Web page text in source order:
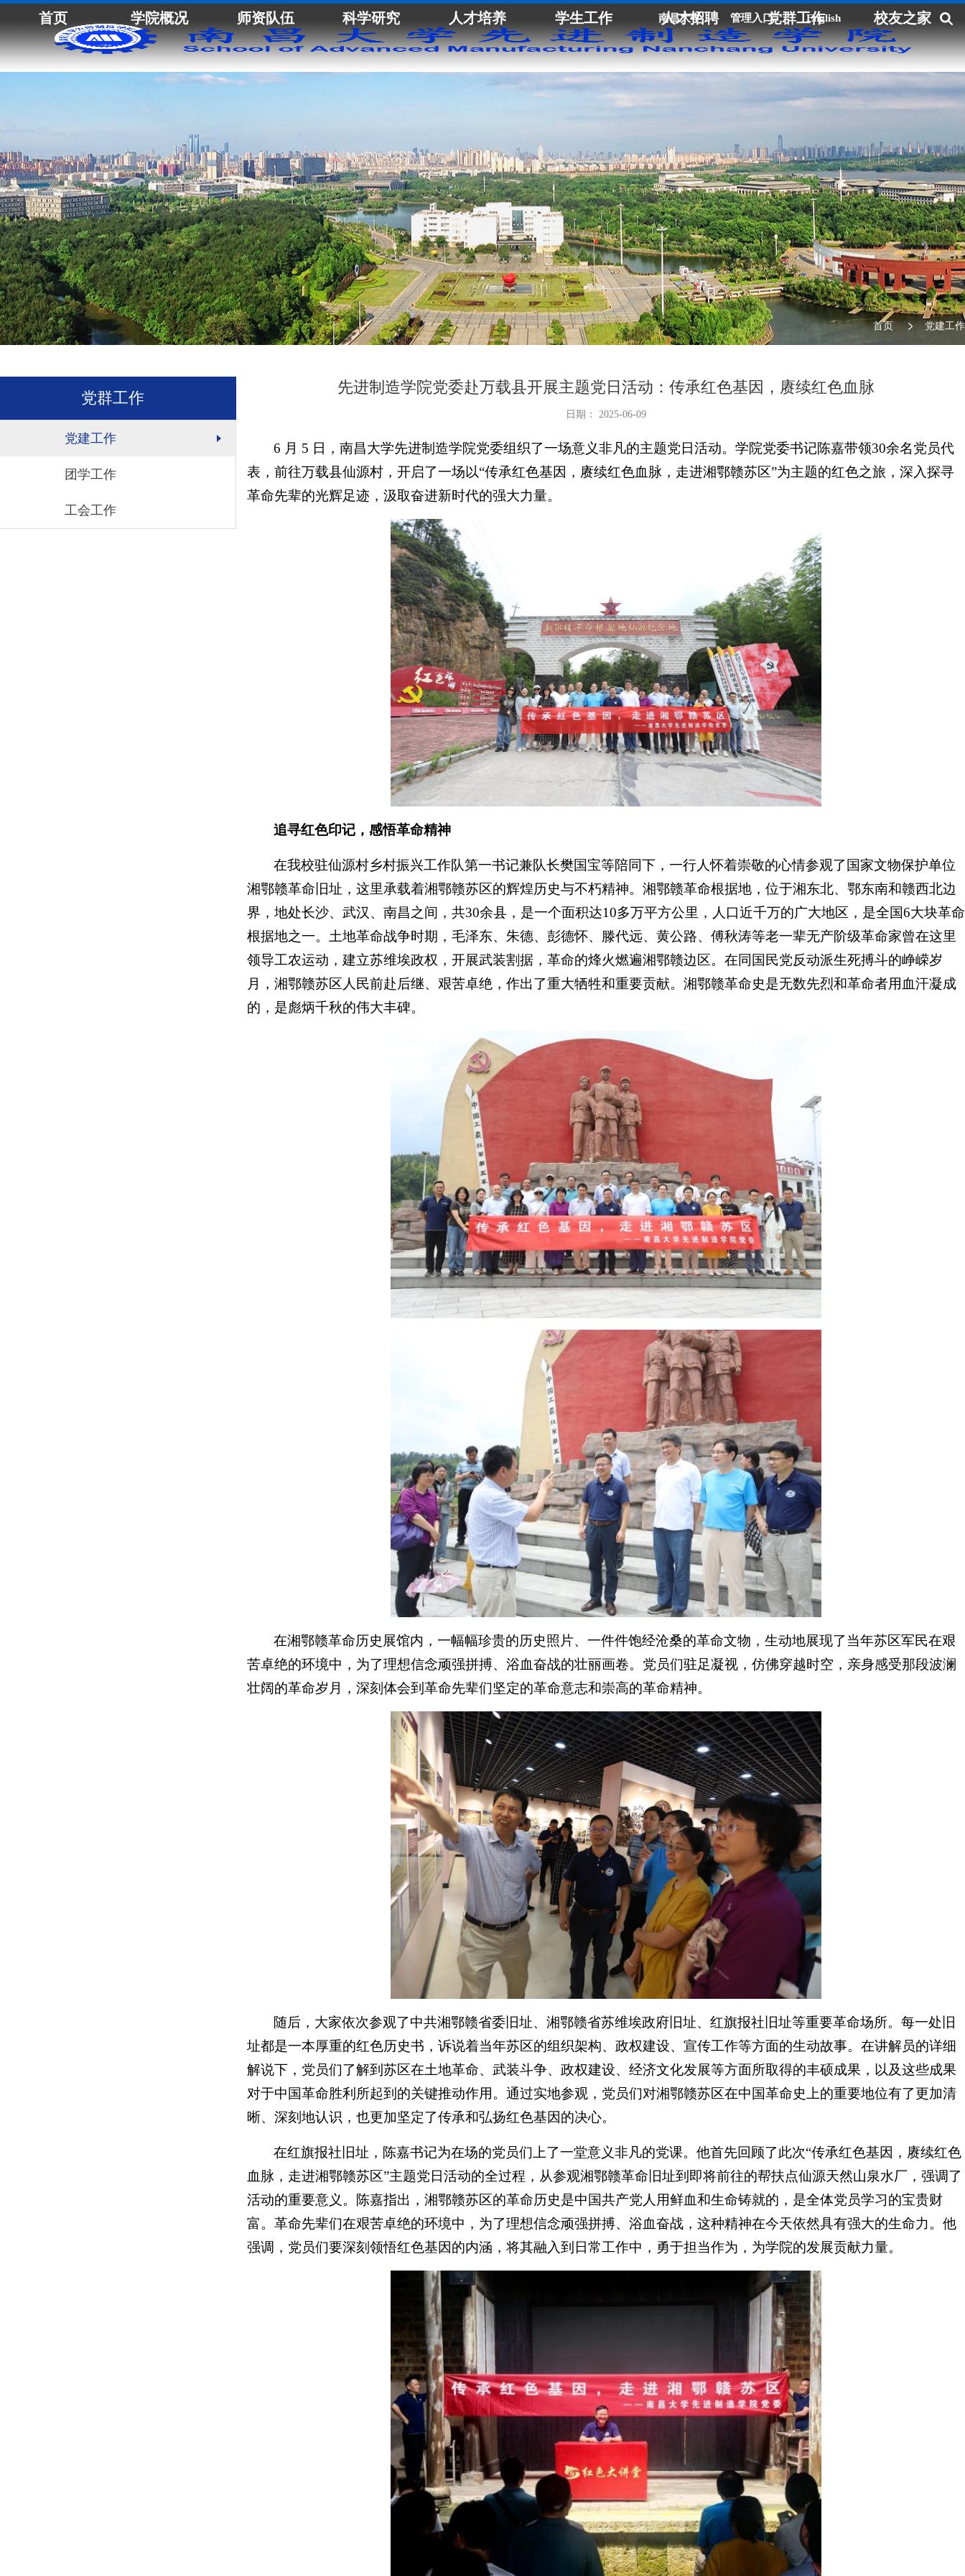
南昌大学 管理入口 English
首页 学院概况 师资队伍 科学研究 人才培养 学生工作 人才招聘 党群工作 校友之家
首页 党建工作
党群工作
党建工作
团学工作
工会工作
先进制造学院党委赴万载县开展主题党日活动：传承红色基因，赓续红色血脉
日期： 2025-06-09
6 月 5 日，南昌大学先进制造学院党委组织了一场意义非凡的主题党日活动。学院党委书记陈嘉带领30余名党员代
表，前往万载县仙源村，开启了一场以“传承红色基因，赓续红色血脉，走进湘鄂赣苏区”为主题的红色之旅，深入探寻
革命先辈的光辉足迹，汲取奋进新时代的强大力量。
追寻红色印记，感悟革命精神
在我校驻仙源村乡村振兴工作队第一书记兼队长樊国宝等陪同下，一行人怀着崇敬的心情参观了国家文物保护单位
湘鄂赣革命旧址，这里承载着湘鄂赣苏区的辉煌历史与不朽精神。湘鄂赣革命根据地，位于湘东北、鄂东南和赣西北边
界，地处长沙、武汉、南昌之间，共30余县，是一个面积达10多万平方公里，人口近千万的广大地区，是全国6大块革命
根据地之一。土地革命战争时期，毛泽东、朱德、彭德怀、滕代远、黄公路、傅秋涛等老一辈无产阶级革命家曾在这里
领导工农运动，建立苏维埃政权，开展武装割据，革命的烽火燃遍湘鄂赣边区。在同国民党反动派生死搏斗的峥嵘岁
月，湘鄂赣苏区人民前赴后继、艰苦卓绝，作出了重大牺牲和重要贡献。湘鄂赣革命史是无数先烈和革命者用血汗凝成
的，是彪炳千秋的伟大丰碑。
在湘鄂赣革命历史展馆内，一幅幅珍贵的历史照片、一件件饱经沧桑的革命文物，生动地展现了当年苏区军民在艰
苦卓绝的环境中，为了理想信念顽强拼搏、浴血奋战的壮丽画卷。党员们驻足凝视，仿佛穿越时空，亲身感受那段波澜
壮阔的革命岁月，深刻体会到革命先辈们坚定的革命意志和崇高的革命精神。
随后，大家依次参观了中共湘鄂赣省委旧址、湘鄂赣省苏维埃政府旧址、红旗报社旧址等重要革命场所。每一处旧
址都是一本厚重的红色历史书，诉说着当年苏区的组织架构、政权建设、宣传工作等方面的生动故事。在讲解员的详细
解说下，党员们了解到苏区在土地革命、武装斗争、政权建设、经济文化发展等方面所取得的丰硕成果，以及这些成果
对于中国革命胜利所起到的关键推动作用。通过实地参观，党员们对湘鄂赣苏区在中国革命史上的重要地位有了更加清
晰、深刻地认识，也更加坚定了传承和弘扬红色基因的决心。
在红旗报社旧址，陈嘉书记为在场的党员们上了一堂意义非凡的党课。他首先回顾了此次“传承红色基因，赓续红色
血脉，走进湘鄂赣苏区”主题党日活动的全过程，从参观湘鄂赣革命旧址到即将前往的帮扶点仙源天然山泉水厂，强调了
活动的重要意义。陈嘉指出，湘鄂赣苏区的革命历史是中国共产党人用鲜血和生命铸就的，是全体党员学习的宝贵财
富。革命先辈们在艰苦卓绝的环境中，为了理想信念顽强拼搏、浴血奋战，这种精神在今天依然具有强大的生命力。他
强调，党员们要深刻领悟红色基因的内涵，将其融入到日常工作中，勇于担当作为，为学院的发展贡献力量。